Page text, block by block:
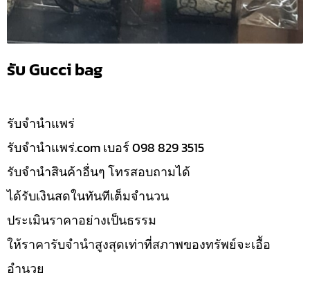
รับ Gucci bag
รับจํานำแพร่
รับจํานําแพร่.com เบอร์ 098 829 3515
รับจำนำสินค้าอื่นๆ โทรสอบถามได้
ได้รับเงินสดในทันทีเต็มจำนวน
ประเมินราคาอย่างเป็นธรรม
ให้ราคารับจำนำสูงสุดเท่าที่สภาพของทรัพย์จะเอื้อ
อำนวย